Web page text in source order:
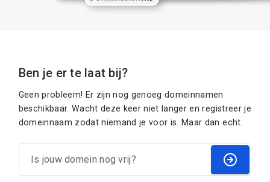
Ben je er te laat bij?
Geen probleem! Er zijn nog genoeg domeinnamen
beschikbaar. Wacht deze keer niet langer en registreer je
domeinnaam zodat niemand je voor is. Maar dan echt.